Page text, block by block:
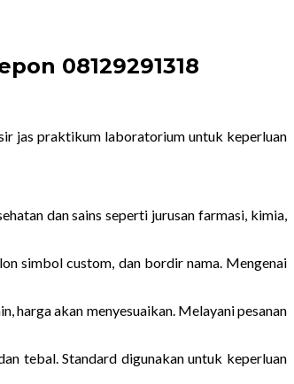
08129291318
jas praktikum laboratorium untuk keperluan
dan sains seperti jurusan farmasi, kimia,
simbol custom, dan bordir nama. Mengenai
harga akan menyesuaikan. Melayani pesanan
tebal. Standard digunakan untuk keperluan